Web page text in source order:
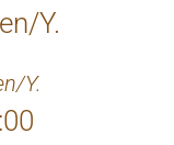
Y.
Y.